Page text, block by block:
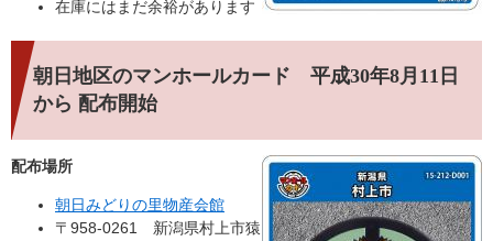
在庫にはまだ余裕があります
朝日地区のマンホールカード 平成30年8月11日
から 配布開始
配布場所
朝日みどりの里物産会館
〒958-0261 新潟県村上市猿